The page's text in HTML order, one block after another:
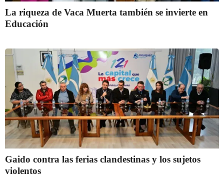
La riqueza de Vaca Muerta también se invierte en
Educación
Gaido contra las ferias clandestinas y los sujetos
violentos